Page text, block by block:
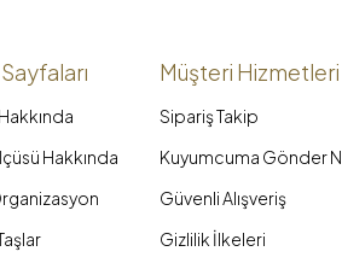
Hakkında
Müşteri Hizmetleri
Sipariş Takip
Kuyumcuma Gönder
Güvenli Alışveriş
Gizlilik İlkeleri